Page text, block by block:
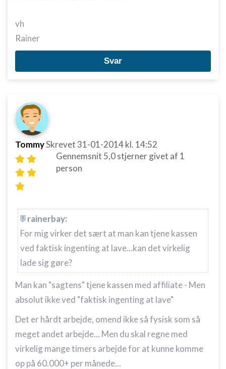
vh
Rainer
Svar
TommySkrevet31-01-2014kl. 14:52
Gennemsnit 5,0stjerner givet af 1
person
rainerbay:
For mig virker det sært at man kan tjene kassen
ved faktisk ingenting at lave...kan det virkelig
lade sig gøre?
Man kan "sagtens" tjene kassen med affiliate - Men
absolut ikke ved "faktisk ingenting at lave"
Det er hårdt arbejde, omend ikke så fysisk som så
meget andet arbejde... Men du skal regne med
virkelig mange timers arbejde for at kunne komme
op på 60.000+ per månede...